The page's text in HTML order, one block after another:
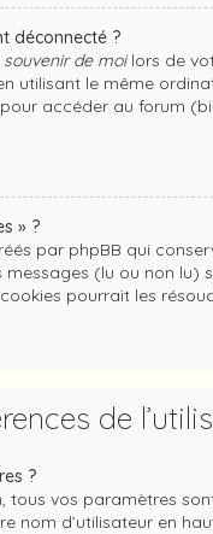
déconnecté ?
souvenir de moilors de
utilisant le même
accéder au forum
» ?
par phpBB qui
(lu ou non
pourrait les
de
?
tous vos paramètres
nom d’utilisateur en